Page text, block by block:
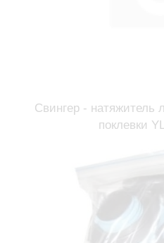
Свингер - натяжитель
поклевки